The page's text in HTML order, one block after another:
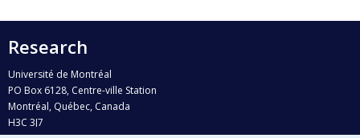
Research
Université de Montréal
PO Box 6128, Centre-ville Station
Montréal, Québec, Canada
H3C 3J7